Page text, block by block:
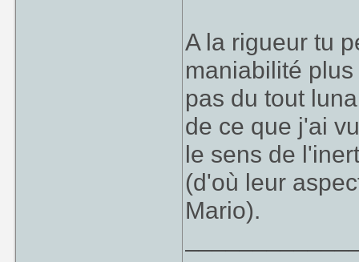
A la rigueur tu
maniabilité
pas du tout
de ce que j'ai
le sens de
(d'où leur
Mario).